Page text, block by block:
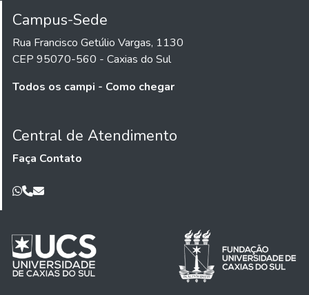
Campus-Sede
Rua Francisco Getúlio Vargas, 1130
CEP 95070-560 - Caxias do Sul
Todos os campi - Como chegar
Central de Atendimento
Faça Contato